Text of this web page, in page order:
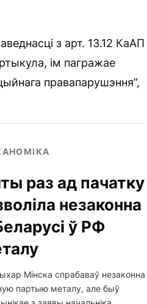
з арт. 13.12 КаАП
ім пагражае
правапарушэння”,
раз ад пачатку
незаконна
ў РФ
Мінска спрабаваў незаконна
партыю металу, але быў